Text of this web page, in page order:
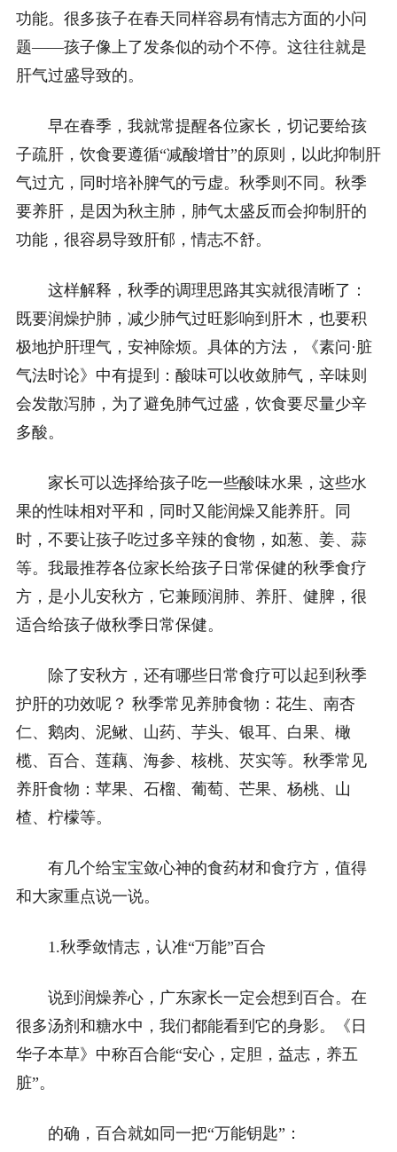
功能。 很多孩子在春天同样容易有情志方面的小问
题——孩子像上了发条似的动个不停。这往往就是
肝气过盛导致的。
早在春季，我就常提醒各位家长，切记要给孩
子疏肝，饮食要遵循“减酸增甘”的原则，以此抑制肝
气过亢，同时培补脾气的亏虚。 秋季则不同。秋季
要养肝，是因为秋主肺，肺气太盛反而会抑制肝的
功能，很容易导致肝郁，情志不舒。
这样解释，秋季的调理思路其实就很清晰了：
既要润燥护肺，减少肺气过旺影响到肝木，也要积
极地护肝理气，安神除烦。具体的方法，《素问·脏
气法时论》中有提到：酸味可以收敛肺气，辛味则
会发散泻肺，为了避免肺气过盛，饮食要尽量少辛
多酸。
家长可以选择给孩子吃一些酸味水果，这些水
果的性味相对平和，同时又能润燥又能养肝。同
时，不要让孩子吃过多辛辣的食物，如葱、姜、蒜
等。我最推荐各位家长给孩子日常保健的秋季食疗
方，是小儿安秋方，它兼顾润肺、养肝、健脾，很
适合给孩子做秋季日常保健。
除了安秋方，还有哪些日常食疗可以起到秋季
护肝的功效呢？ 秋季常见养肺食物：花生、南杏
仁、鹅肉、泥鳅、山药、芋头、银耳、白果、橄
榄、百合、莲藕、海参、核桃、芡实等。秋季常见
养肝食物：苹果、石榴、葡萄、芒果、杨桃、山
楂、柠檬等。
有几个给宝宝敛心神的食药材和食疗方，值得
和大家重点说一说。
1.秋季敛情志，认准“万能”百合
说到润燥养心，广东家长一定会想到百合。在
很多汤剂和糖水中，我们都能看到它的身影。《日
华子本草》中称百合能“安心，定胆，益志，养五
脏”。
的确，百合就如同一把“万能钥匙”：